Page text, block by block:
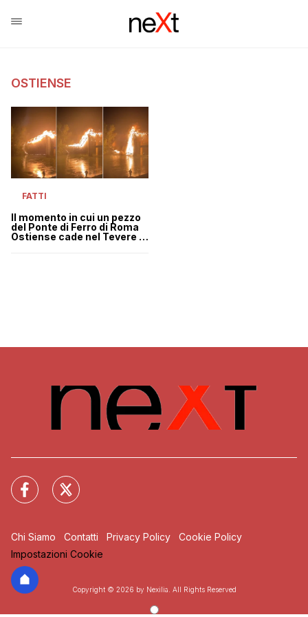
OSTIENSE
FATTI
Il momento in cui un pezzo
del Ponte di Ferro di Roma
Ostiense cade nel Tevere |
Chi Siamo Contatti Privacy Policy
Cookie Policy
Impostazioni Cookie
Copyright © 2026 by Nexilia. All Rights Reserved